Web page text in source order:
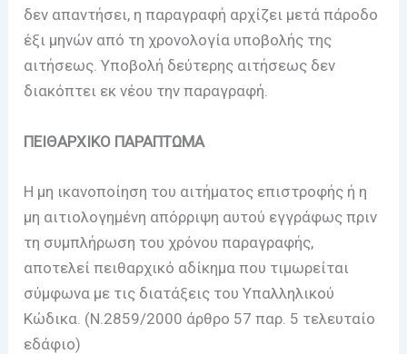
δεν απαντήσει, η παραγραφή αρχίζει μετά πάροδο
έξι μηνών από τη χρονολογία υποβολής της
αιτήσεως. Υποβολή δεύτερης αιτήσεως δεν
διακόπτει εκ νέου την παραγραφή.
ΠΕΙΘΑΡΧΙΚΟ ΠΑΡΑΠΤΩΜΑ
Η μη ικανοποίηση του αιτήματος επιστροφής ή η
μη αιτιολογημένη απόρριψη αυτού εγγράφως πριν
τη συμπλήρωση του χρόνου παραγραφής,
αποτελεί πειθαρχικό αδίκημα που τιμωρείται
σύμφωνα με τις διατάξεις του Υπαλληλικού
Κώδικα. (Ν.2859/2000 άρθρο 57 παρ. 5 τελευταίο
εδάφιο)